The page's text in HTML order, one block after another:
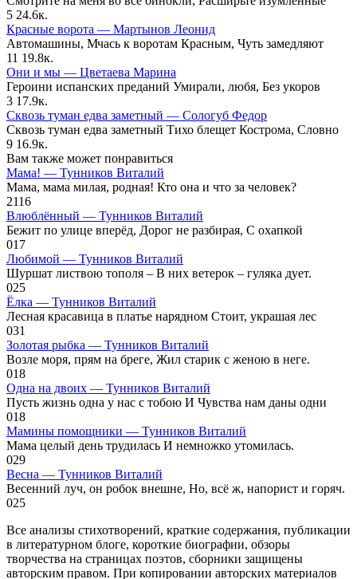
5 24.6к.
Красные ворота — Мартынов Леонид
Автомашины, Мчась к воротам Красным, Чуть замедляют
11 19.8к.
Они и мы — Цветаева Марина
Героини испанских преданий Умирали, любя, Без укоров
3 17.9к.
Сквозь туман едва заметный — Сологуб Федор
Сквозь туман едва заметный Тихо блещет Кострома, Словно
9 16.9к.
Вам также может понравиться
Мама! — Тунников Виталий
Мама, мама милая, родная! Кто она и что за человек?
2116
Влюблённый — Тунников Виталий
Бежит по улице вперёд, Дорог не разбирая, С охапкой
017
Любимой — Тунников Виталий
Шуршат листвою тополя – В них ветерок – гуляка дует.
025
Ёлка — Тунников Виталий
Лесная красавица в платье нарядном Стоит, украшая лес
031
Золотая рыбка — Тунников Виталий
Возле моря, прям на бреге, Жил старик с женою в неге.
018
Одна на двоих — Тунников Виталий
Пусть жизнь одна у нас с тобою И Чувства нам даны одни
018
Мамины помощники — Тунников Виталий
Мама целый день трудилась И немножко утомилась.
029
Весна — Тунников Виталий
Весенний луч, он робок внешне, Но, всё ж, напорист и горяч.
025
Все анализы стихотворений, краткие содержания, публикации
в литературном блоге, короткие биографии, обзоры
творчества на страницах поэтов, сборники защищены
авторским правом. При копировании авторских материалов